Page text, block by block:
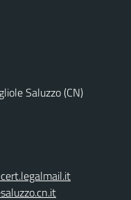
Saluzzo (CN)